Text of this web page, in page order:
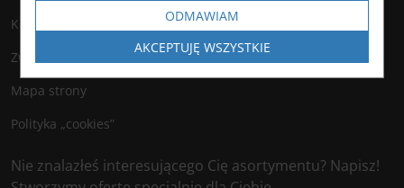
Kontakt
Zwroty
Mapa strony
Polityka „cookies”
Nie znalazłeś interesującego Cię asortymentu? Napisz!
ODMAWIAM
AKCEPTUJĘ WSZYSTKIE